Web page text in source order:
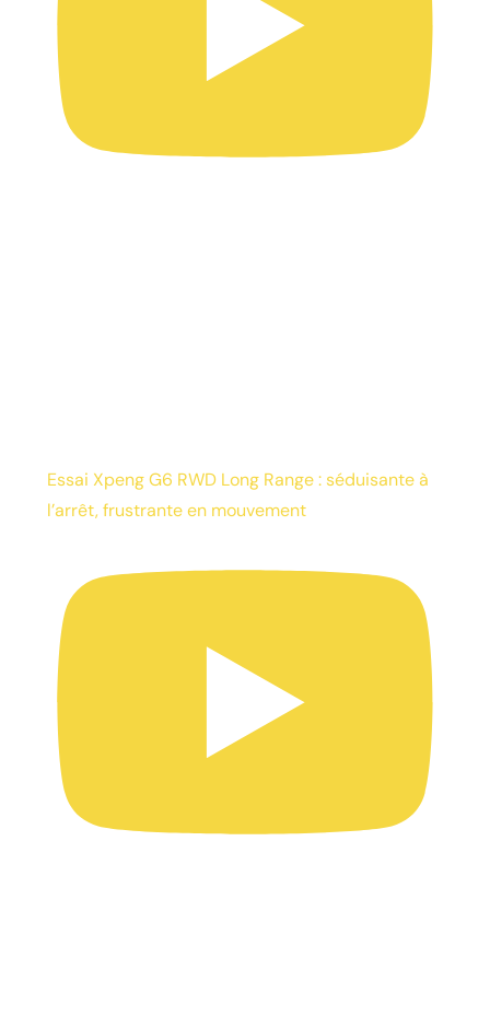
Essai Xpeng G6 RWD Long Range : séduisante à
l’arrêt, frustrante en mouvement